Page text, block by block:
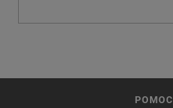
POMOC